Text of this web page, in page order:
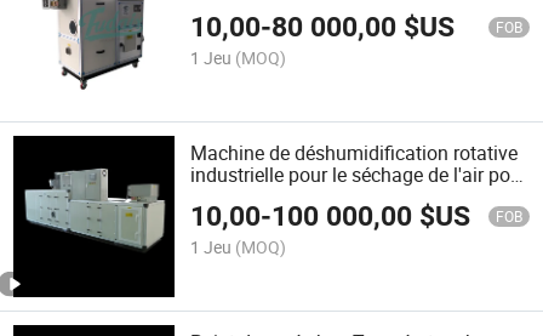
10,00-80 000,00 $US FOB
1 Jeu (MOQ)
Machine de déshumidification rotative
industrielle pour le séchage de l'air pour
10,00-100 000,00 $US FOB
1 Jeu (MOQ)